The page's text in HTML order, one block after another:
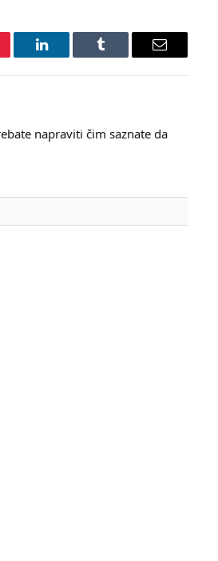
LinkedIn Tumblr Email
napraviti čim saznate da